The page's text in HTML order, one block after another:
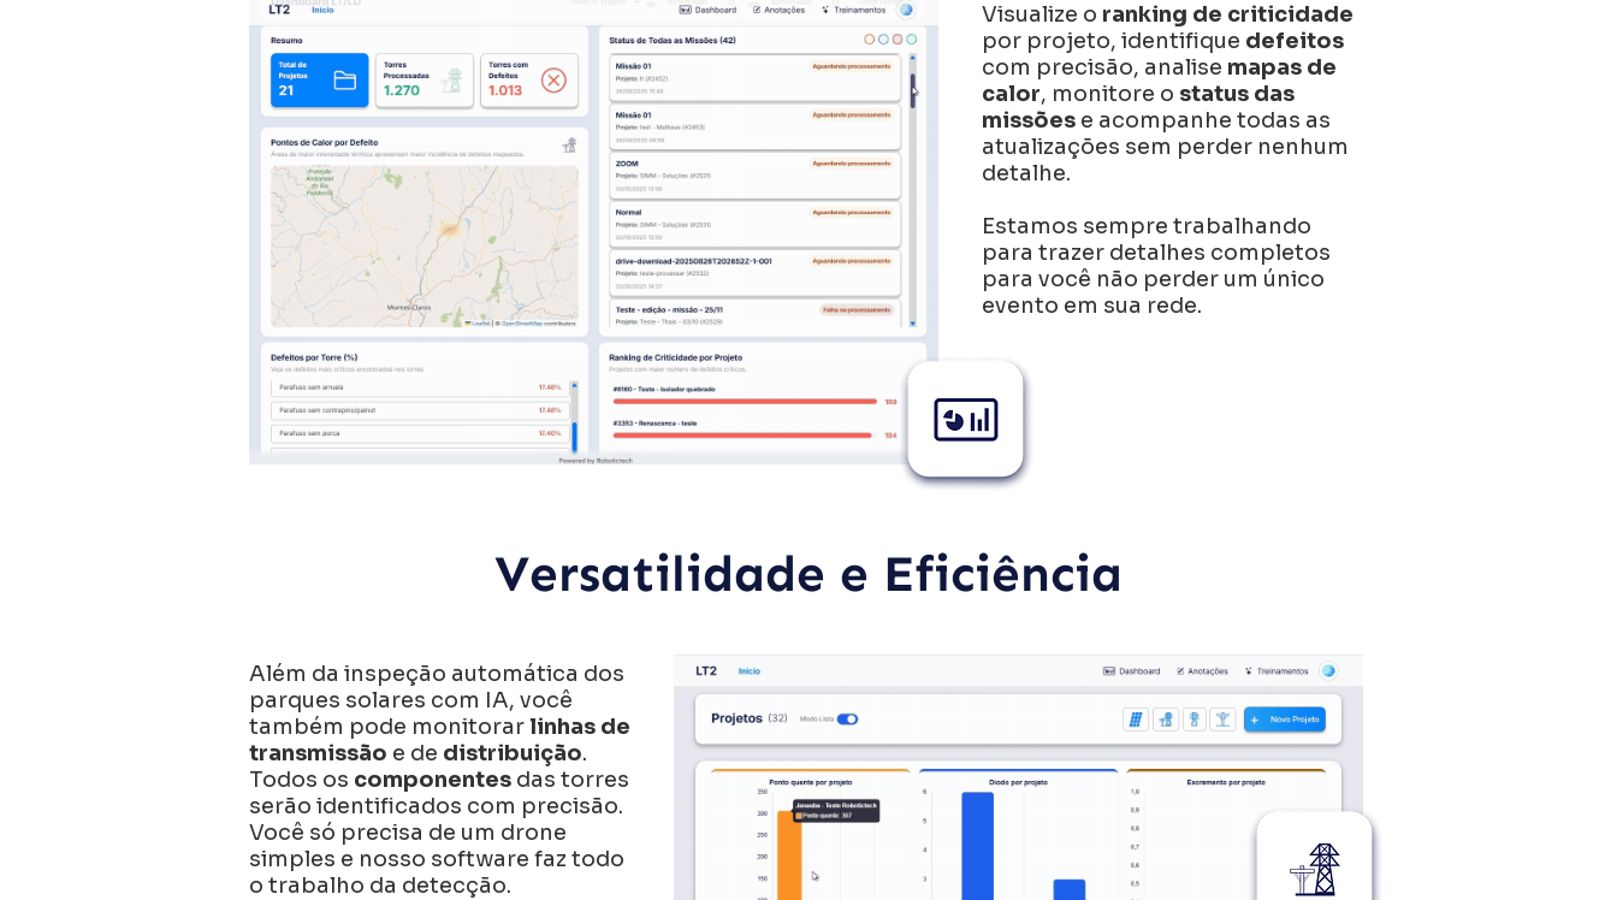
Visualize o ranking de criticidade
por projeto, identifique defeitos
com precisão, analise mapas de
calor, monitore o status das
missões e acompanhe todas as
atualizações sem perder nenhum
detalhe.
Estamos sempre trabalhando
para trazer detalhes completos
para você não perder um único
evento em sua rede.
Versatilidade e Eficiência
Além da inspeção automática dos
parques solares com IA, você
também pode monitorarlinhas de
transmissão e de distribuição.
Todos os componentes das torres
serão identificados com precisão.
Você só precisa de um drone
simples e nosso software faz todo
o trabalho da detecção.